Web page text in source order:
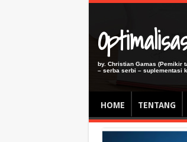
by. Christian Gamas (Pemikir
– serba serbi – suplementasi
HOME TENTANG